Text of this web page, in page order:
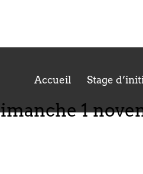
Accueil Stage
1